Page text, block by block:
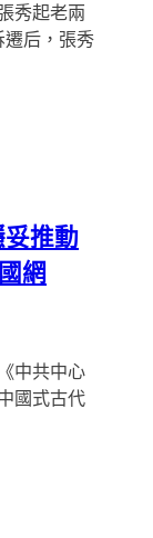
秀起老兩
后，張秀
推動
網
中共中心
國式古代